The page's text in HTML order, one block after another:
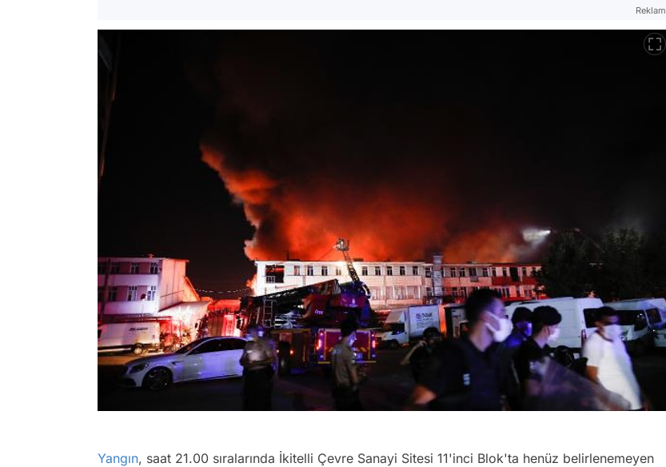
Reklam
Yangın, saat 21.00 sıralarında İkitelli Çevre Sanayi Sitesi 11'inci Blok'ta henüz belirlenemeyen